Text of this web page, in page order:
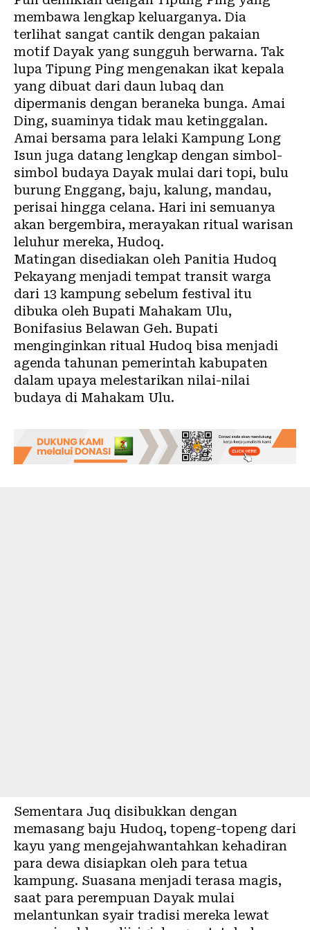
membawa lengkap keluarganya. Dia
terlihat sangat cantik dengan pakaian
motif Dayak yang sungguh berwarna. Tak
lupa Tipung Ping mengenakan ikat kepala
yang dibuat dari daun lubaq dan
dipermanis dengan beraneka bunga. Amai
Ding, suaminya tidak mau ketinggalan.
Amai bersama para lelaki Kampung Long
Isun juga datang lengkap dengan simbol-
simbol budaya Dayak mulai dari topi, bulu
burung Enggang, baju, kalung, mandau,
perisai hingga celana. Hari ini semuanya
akan bergembira, merayakan ritual warisan
leluhur mereka, Hudoq.
Matingan disediakan oleh Panitia Hudoq
Pekayang menjadi tempat transit warga
dari 13 kampung sebelum festival itu
dibuka oleh Bupati Mahakam Ulu,
Bonifasius Belawan Geh. Bupati
menginginkan ritual Hudoq bisa menjadi
agenda tahunan pemerintah kabupaten
dalam upaya melestarikan nilai-nilai
budaya di Mahakam Ulu.
Sementara Juq disibukkan dengan
memasang baju Hudoq, topeng-topeng dari
kayu yang mengejahwantahkan kehadiran
para dewa disiapkan oleh para tetua
kampung. Suasana menjadi terasa magis,
saat para perempuan Dayak mulai
melantunkan syair tradisi mereka lewat